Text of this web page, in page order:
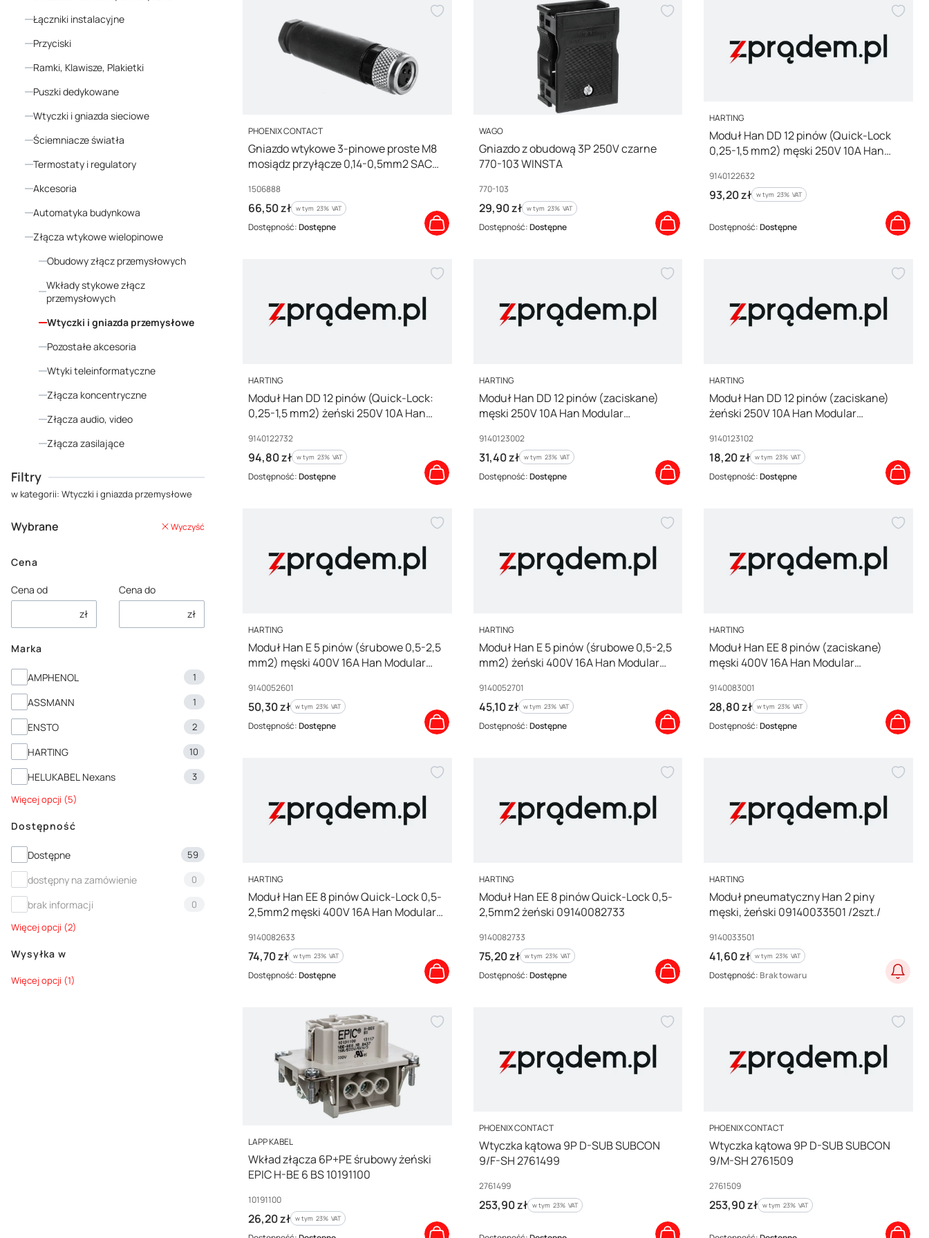
Łączniki instalacyjne
Przyciski
Ramki, Klawisze, Plakietki
Puszki dedykowane
Wtyczki i gniazda sieciowe
Ściemniacze światła
Termostaty i regulatory
Akcesoria
Automatyka budynkowa
Złącza wtykowe wielopinowe
Obudowy złącz przemysłowych
Wkłady stykowe złącz
przemysłowych
Wtyczki i gniazda przemysłowe
Pozostałe akcesoria
Wtyki teleinformatyczne
Złącza koncentryczne
Złącza audio, video
Złącza zasilające
Filtry
w kategorii: Wtyczki i gniazda przemysłowe
Wybrane Wyczyść
Cena
Cena od
zł
Cena do
zł
Marka
Marka
AMPHENOL 1
ASSMANN 1
ENSTO 2
HARTING 10
HELUKABEL Nexans
3
Więcej opcji (5)
Dostępność
Dostępność
Dostępne 59
dostępny na zamówienie 0
brak informacji
0
Więcej opcji (2)
Wysyłka w
Wysyłka w
Więcej opcji (1)
PRODUCENT
PHOENIX CONTACT
Gniazdo wtykowe 3-pinowe proste M8
mosiądz przyłącze 0,14-0,5mm2 SACC-
Kod producenta
1506888
Cena brutto
66,50 zł w tym %s VAT
w tym 23% VAT
Dostępność:Dostępne
PRODUCENT
WAGO
Gniazdo z obudową 3P 250V czarne
770-103 WINSTA
Kod producenta
770-103
Cena brutto
29,90 zł w tym %s VAT
w tym 23% VAT
Dostępność:Dostępne
PRODUCENT
HARTING
Moduł Han DD 12 pinów (Quick-Lock
0,25-1,5 mm2) męski 250V 10A Han
Kod producenta
9140122632
Cena brutto
93,20 zł w tym %s VAT
w tym 23% VAT
Dostępność:Dostępne
PRODUCENT
HARTING
Moduł Han DD 12 pinów (Quick-Lock:
0,25-1,5 mm2) żeński 250V 10A Han
Kod producenta
9140122732
Cena brutto
94,80 zł w tym %s VAT
w tym 23% VAT
Dostępność:Dostępne
PRODUCENT
HARTING
Moduł Han DD 12 pinów (zaciskane)
męski 250V 10A Han Modular
Kod producenta
9140123002
Cena brutto
31,40 zł w tym %s VAT
w tym 23% VAT
Dostępność:Dostępne
PRODUCENT
HARTING
Moduł Han DD 12 pinów (zaciskane)
żeński 250V 10A Han Modular
Kod producenta
9140123102
Cena brutto
18,20 zł w tym %s VAT
w tym 23% VAT
Dostępność:Dostępne
PRODUCENT
HARTING
Moduł Han E 5 pinów (śrubowe 0,5-2,5
mm2) męski 400V 16A Han Modular
Kod producenta
9140052601
Cena brutto
50,30 zł w tym %s VAT
w tym 23% VAT
Dostępność:Dostępne
PRODUCENT
HARTING
Moduł Han E 5 pinów (śrubowe 0,5-2,5
mm2) żeński 400V 16A Han Modular
Kod producenta
9140052701
Cena brutto
45,10 zł w tym %s VAT
w tym 23% VAT
Dostępność:Dostępne
PRODUCENT
HARTING
Moduł Han EE 8 pinów (zaciskane)
męski 400V 16A Han Modular
Kod producenta
9140083001
Cena brutto
28,80 zł w tym %s VAT
w tym 23% VAT
Dostępność:Dostępne
PRODUCENT
HARTING
Moduł Han EE 8 pinów Quick-Lock 0,5-
2,5mm2 męski 400V 16A Han Modular
Kod producenta
9140082633
Cena brutto
74,70 zł w tym %s VAT
w tym 23% VAT
Dostępność:Dostępne
PRODUCENT
HARTING
Moduł Han EE 8 pinów Quick-Lock 0,5-
2,5mm2 żeński 09140082733
Kod producenta
9140082733
Cena brutto
75,20 zł w tym %s VAT
w tym 23% VAT
Dostępność:Dostępne
PRODUCENT
HARTING
Moduł pneumatyczny Han 2 piny
męski, żeński 09140033501 /2szt./
Kod producenta
9140033501
Cena brutto
41,60 zł w tym %s VAT
w tym 23% VAT
Dostępność: Brak towaru
PRODUCENT
LAPP KABEL
Wkład złącza 6P+PE śrubowy żeński
EPIC H-BE 6 BS 10191100
Kod producenta
10191100
Cena brutto
26,20 zł w tym %s VAT
w tym 23% VAT
PRODUCENT
PHOENIX CONTACT
Wtyczka kątowa 9P D-SUB SUBCON
9/F-SH 2761499
Kod producenta
2761499
Cena brutto
253,90 zł w tym %s VAT
w tym 23% VAT
PRODUCENT
PHOENIX CONTACT
Wtyczka kątowa 9P D-SUB SUBCON
9/M-SH 2761509
Kod producenta
2761509
Cena brutto
253,90 zł w tym %s VAT
w tym 23% VAT